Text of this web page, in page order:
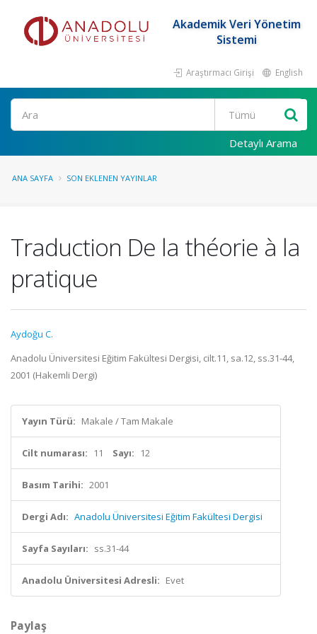
Akademik Veri Yönetim
Sistemi
Araştırmacı Girişi English
Ara
Detaylı Arama
ANA SAYFA SON EKLENEN YAYINLAR
Traduction De la théorie à la
pratique
Aydoğu C.
Anadolu Üniversitesi Eğitim Fakültesi Dergisi, cilt.11, sa.12, ss.31-44,
2001 (Hakemli Dergi)
Yayın Türü: Makale / Tam Makale
Cilt numarası: 11 Sayı: 12
Basım Tarihi: 2001
Dergi Adı: Anadolu Üniversitesi Eğitim Fakültesi Dergisi
Sayfa Sayıları: ss.31-44
Anadolu Üniversitesi Adresli: Evet
Paylaş